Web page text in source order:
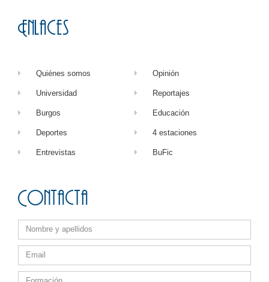
Enlaces
Quiénes somos
Universidad
Burgos
Deportes
Entrevistas
Opinión
Reportajes
Educación
4 estaciones
BuFic
Contacta